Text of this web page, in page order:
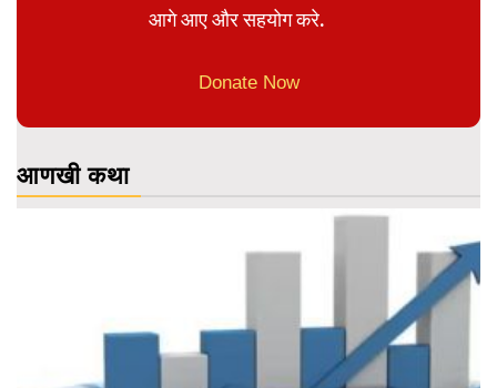
आगे आए और सहयोग करे.
Donate Now
आणखी कथा